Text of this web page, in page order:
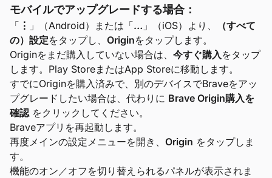
モバイルでアップグレードする場合：
「 ⋮ 」（Android）または「… 」（iOS）より、
（すべて
の）設定をタップし、 Originをタップします。
Originをまだ購入していない場合は、 今すぐ購入をタップ
します。Play StoreまたはApp Storeに移動します。
すでにOriginを購入済みで、別のデバイスでBraveをアッ
プグレードしたい場合は、代わりに Brave Origin購入を
確認をクリックしてください。
Braveアプリを再起動します。
再度メインの設定メニューを開き、 Origin をタップしま
す。
機能のオン／オフを切り替えられるパネルが表示されま